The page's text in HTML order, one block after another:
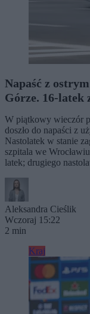
Napaść z
Górze. 16-latek
W piątkowy wieczór
doszło do napaści z
Nastolatek w stanie
szpitala we
latek; drugiego
Aleksandra Cieślik
Wczoraj 15:22
2 min
Kraj